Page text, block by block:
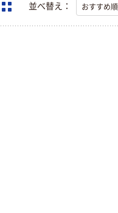
並べ替え：